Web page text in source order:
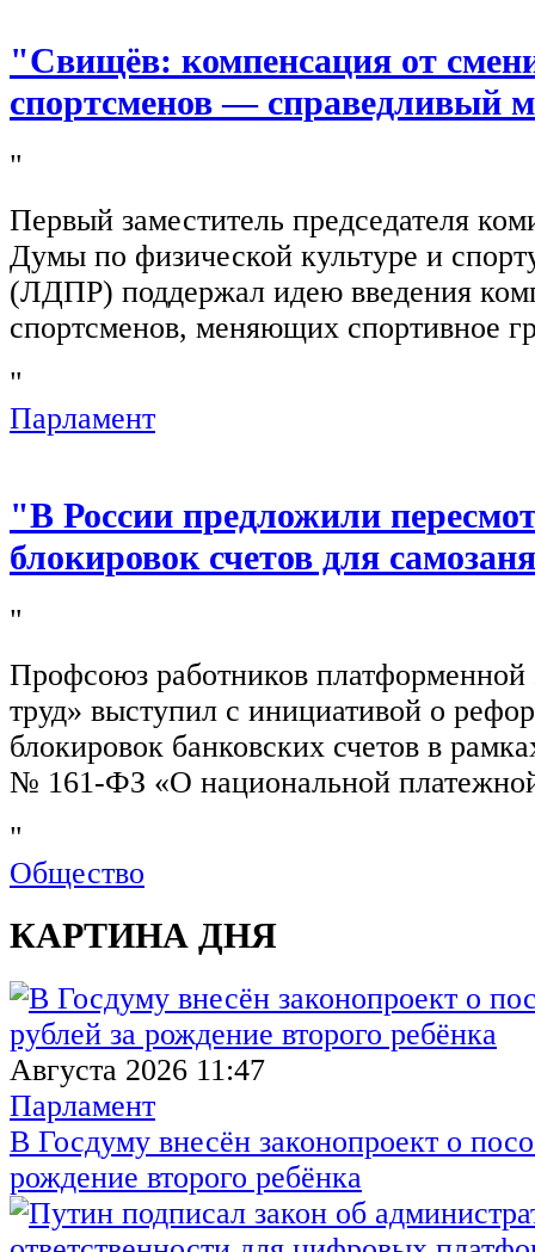
"Свищёв: компенсация от
спортсменов — справедливый
"
Первый заместитель председателя
Думы по физической культуре и
(ЛДПР) поддержал идею введения
спортсменов, меняющих спортивное
"
Парламент
"В России предложили
блокировок счетов для
"
Профсоюз работников
труд» выступил с инициативой о
блокировок банковских счетов в
№ 161-ФЗ «О национальной
"
Общество
КАРТИНА ДНЯ
Августа 2026 11:47
Парламент
В Госдуму внесён законопроект о
рождение второго ребёнка